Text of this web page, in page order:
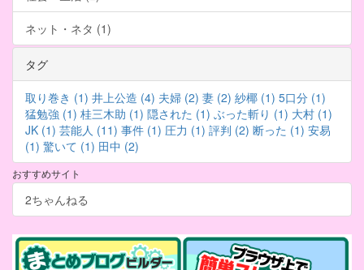
ネット・ネタ (1)
タグ
取り巻き (1) 井上公造 (4) 夫婦 (2) 妻 (2) 紗椰 (1) 5口分 (1)
猛勉強 (1) 桂三木助 (1) 隠された (1) ぶった斬り (1) 大村 (1)
JK (1) 芸能人 (11) 事件 (1) 圧力 (1) 評判 (2) 断った (1) 安易
(1) 驚いて (1) 田中 (2)
おすすめサイト
2ちゃんねる